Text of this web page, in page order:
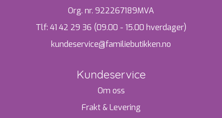
Org. nr. 922267189MVA
Tlf: 41 42 29 36 (09.00 - 15.00 hverdager)
kundeservice@familiebutikken.no
Kundeservice
Om oss
Frakt & Levering